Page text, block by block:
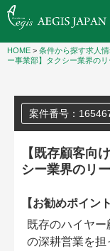
HOME > 条件から探す求人情
ー事業部】タクシー業界の
案件番号：
【既存顧客向
シー業界のリ
【お勧めポイント
既存のハイヤ
の深耕営業を担